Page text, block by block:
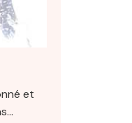
et